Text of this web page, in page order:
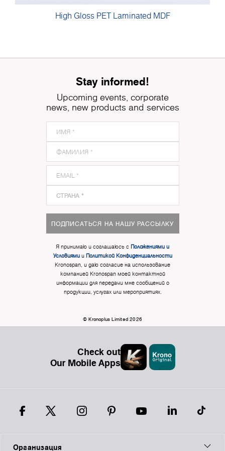
High Gloss PET Laminated MDF
Stay informed!
Upcoming events, corporate
news, new products and services
ПОДПИСАТЬСЯ НА НАШУ РАССЫЛКУ
Я принимаю и соглашаюсь с Положениями и
Условиямии Политикой Конфиденциальности
Kronospan, и даю согласие на использование
компанией Kronospan моей контактной
информации для передачи мне сообщений о
продукции, услугах или мероприятиях.
© Kronoplus Limited 2026
Check out
Our Mobile Apps
Организация